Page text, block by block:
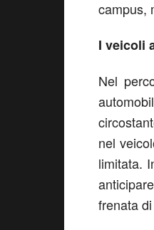
campus,
I veicoli
Nel
nel
limitata.
frenata